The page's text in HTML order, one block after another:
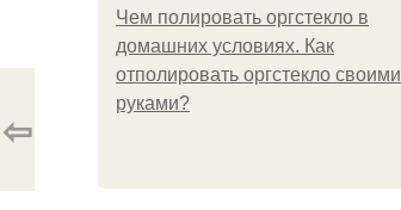
Чем полировать оргстекло в
домашних условиях. Как
отполировать оргстекло своими
руками?
⇦